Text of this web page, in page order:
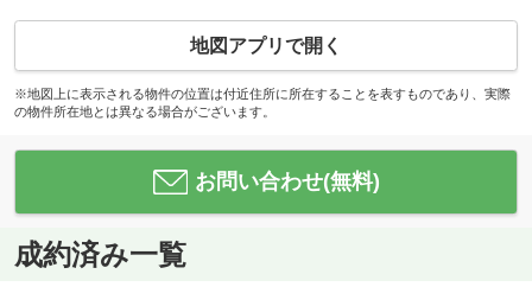
地図アプリで開く
※地図上に表示される物件の位置は付近住所に所在することを表すものであり、実際
の物件所在地とは異なる場合がございます。
お問い合わせ(無料)
成約済み一覧